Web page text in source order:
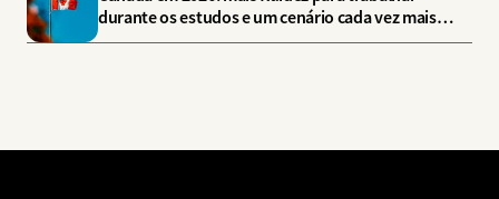
durante os estudos e um cenário cada vez mais
estratégico